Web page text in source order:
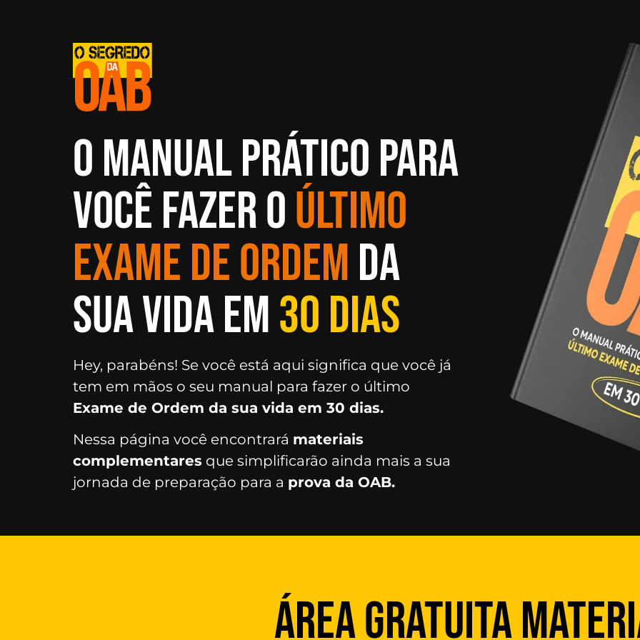
O manual prático para
você fazer oúltimo
Exame de Ordemda
sua vida em30 dias
Hey, parabéns! Se você está aqui significa que você já
tem em mãos o seu manual para fazer o último
Exame de Ordem da sua vida em 30 dias.
Nessa página você encontrará materiais
complementares que simplificarão ainda mais a sua
jornada de preparação para a prova da OAB.
ÁREA GRATUITA